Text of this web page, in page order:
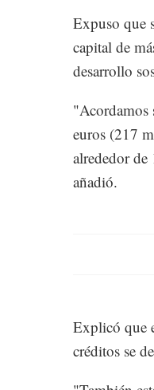
Expuso que
capital de
desarrollo
euros (217
alrededor de
añadió.
Explicó que
créditos se